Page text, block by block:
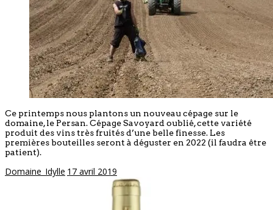
Ce printemps nous plantons un nouveau cépage sur le
domaine, le Persan. Cépage Savoyard oublié, cette variété
produit des vins très fruités d’une belle finesse. Les
premières bouteilles seront à déguster en 2022 (il faudra être
patient).
Domaine_Idylle 17 avril 2019